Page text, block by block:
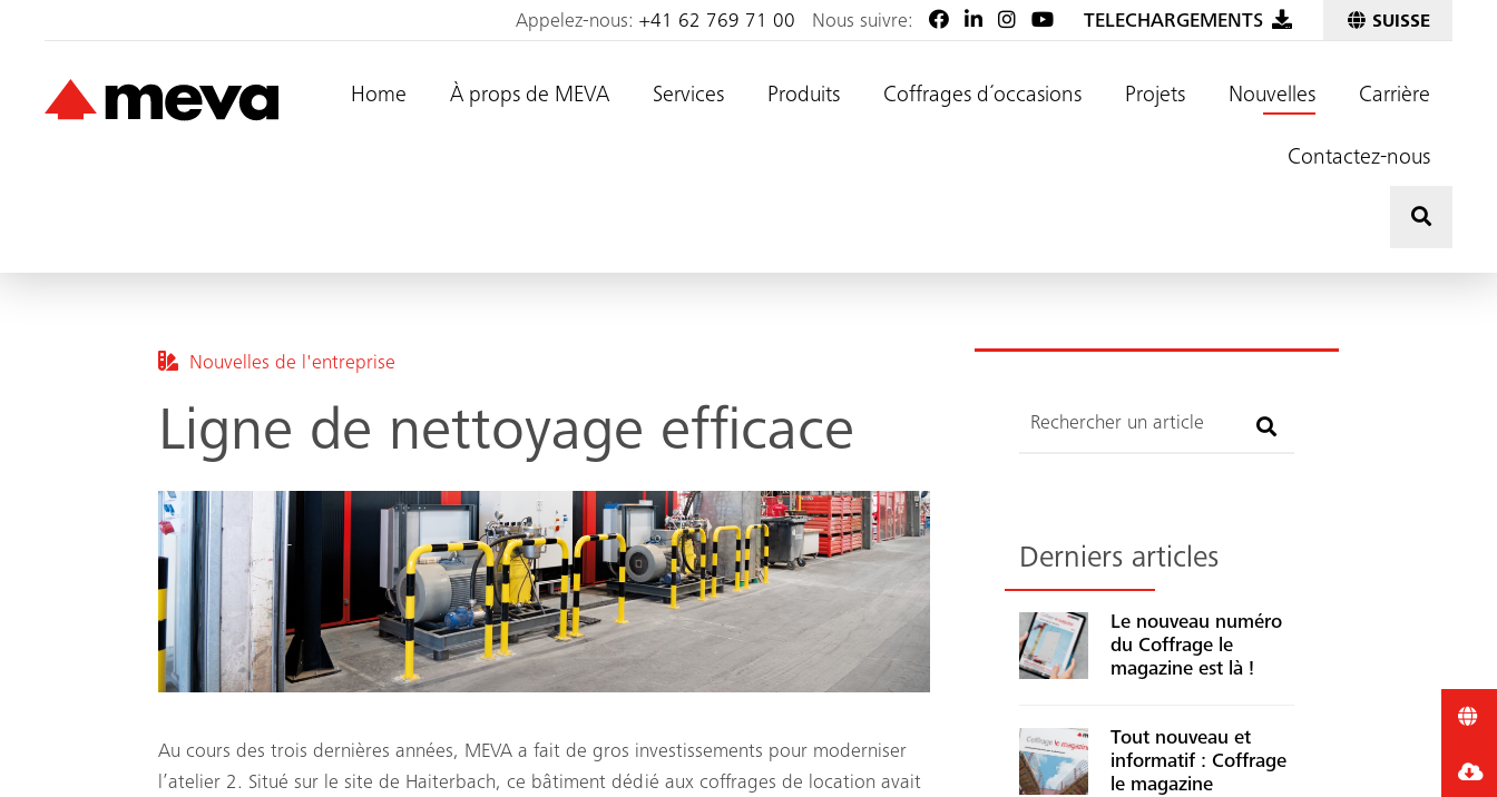
Appelez-nous:+41 62 769 71 00 Nous suivre: TELECHARGEMENTS SUISSE
Home À props de MEVA Services Produits Coffrages d´occasions Projets Nouvelles Carrière
Contactez-nous
Nouvelles de l'entreprise
Ligne de nettoyage efficace
Au cours des trois dernières années, MEVA a fait de gros investissements pour moderniser
l’atelier 2. Situé sur le site de Haiterbach, ce bâtiment dédié aux coffrages de location avait
Recherche
Derniers articles
Le nouveau numéro
du Coffrage le
magazine est là !
Tout nouveau et
informatif : Coffrage
le magazine